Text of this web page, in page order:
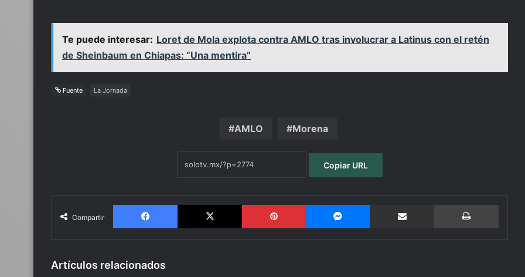
Te puede interesar: Loret de Mola explota contra AMLO tras involucrar a Latinus con el retén
de Sheinbaum en Chiapas: “Una mentira”
Fuente La Jornada
AMLO Morena
Copiar URL
Compartir
Facebook X Pinterest Messenger Compartir por email
Artículos relacionados